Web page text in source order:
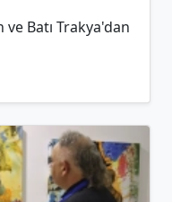
Batı Trakya'dan